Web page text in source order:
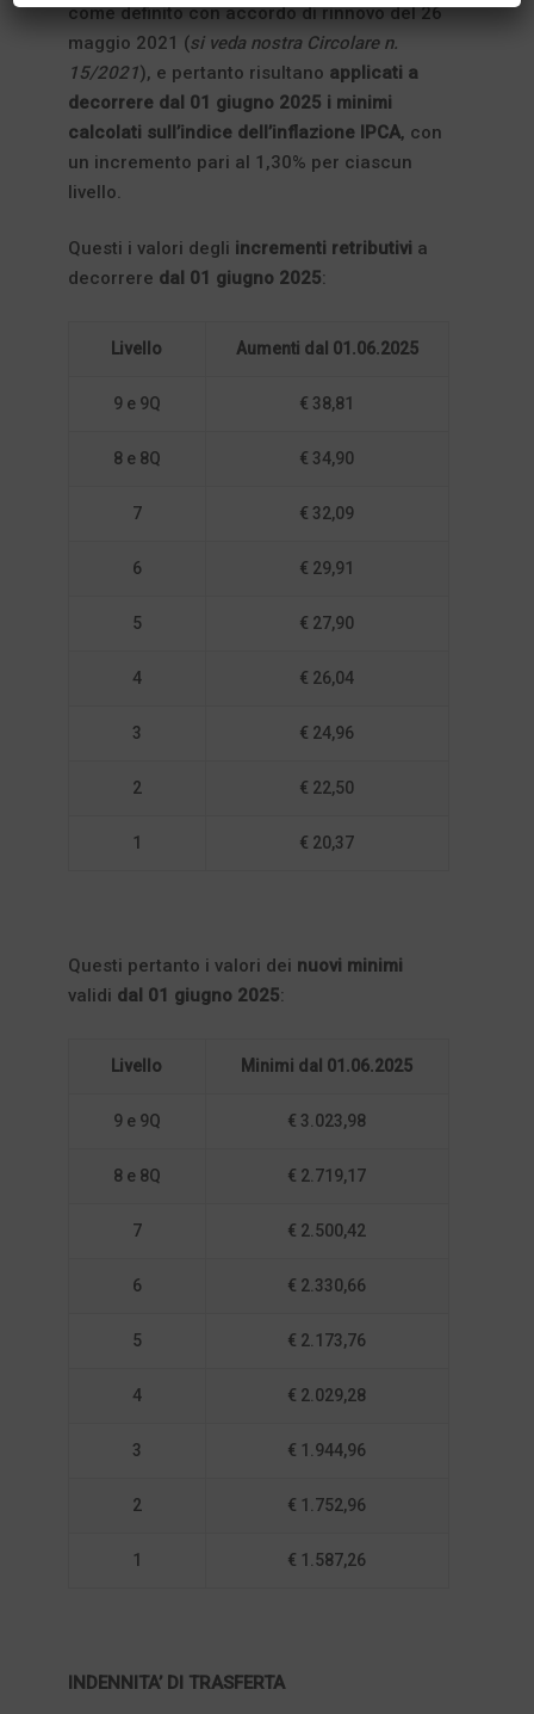
come definito con accordo di rinnovo del 26
maggio 2021 (si veda nostra Circolare n.
15/2021), e pertanto risultano applicati a
decorrere dal 01 giugno 2025 i minimi
calcolati sull’indice dell’inflazione IPCA, con
un incremento pari al 1,30% per ciascun
livello.
Questi i valori degli incrementi retributivi a
decorrere dal 01 giugno 2025:
Livello Aumenti dal 01.06.2025
9 e 9Q € 38,81
8 e 8Q € 34,90
7 € 32,09
6 € 29,91
5 € 27,90
4 € 26,04
3 € 24,96
2 € 22,50
1 € 20,37
Questi pertanto i valori dei nuovi minimi
validi dal 01 giugno 2025:
Livello Minimi dal 01.06.2025
9 e 9Q € 3.023,98
8 e 8Q € 2.719,17
7 € 2.500,42
6 € 2.330,66
5 € 2.173,76
4 € 2.029,28
3 € 1.944,96
2 € 1.752,96
1 € 1.587,26
INDENNITA’ DI TRASFERTA